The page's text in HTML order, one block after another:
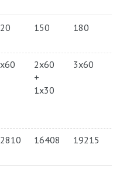
150 180
2х60
+
1х30
3х60
16408 19215